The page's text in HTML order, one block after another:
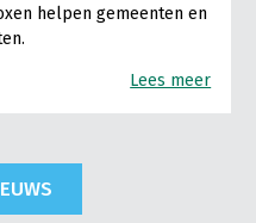
helpen gemeenten en
Lees meer